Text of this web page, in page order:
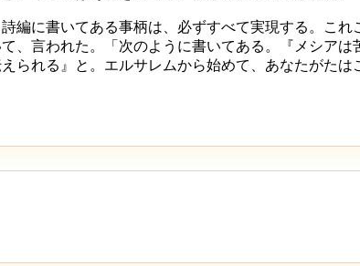
編に書いてある事柄は、必ずすべて実現する。こ
、言われた。「次のように書いてある。『メシア
られる』と。エルサレムから始めて、あなたがたは